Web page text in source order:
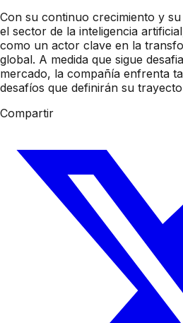
Con su continuo crecimiento y
el sector de la inteligencia
como un actor clave en la
global. A medida que sigue
mercado, la compañía enfrenta
desafíos que definirán su
Compartir